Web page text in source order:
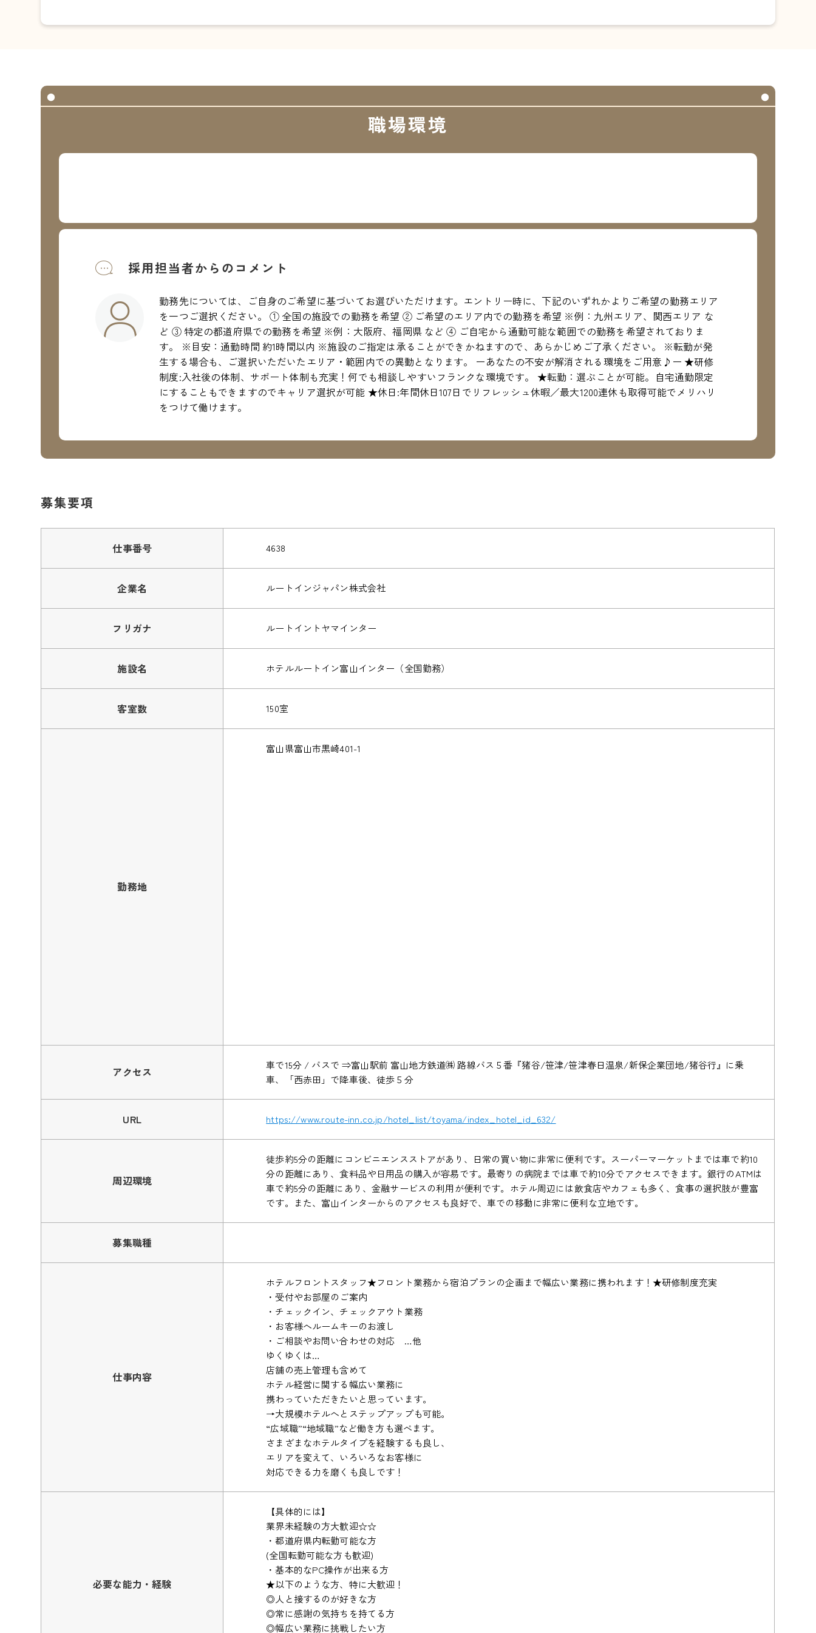
職場環境
採用担当者からのコメント
勤務先については、ご自身のご希望に基づいてお選びいただけます。エントリー時に、下記のいずれかよりご希望の勤務エリア
を一つご選択ください。 ① 全国の施設での勤務を希望 ② ご希望のエリア内での勤務を希望 ※例：九州エリア、関西エリア な
ど ③ 特定の都道府県での勤務を希望 ※例：大阪府、福岡県 など ④ ご自宅から通勤可能な範囲での勤務を希望されておりま
す。 ※目安：通勤時間 約1時間以内 ※施設のご指定は承ることができかねますので、あらかじめご了承ください。 ※転勤が発
生する場合も、ご選択いただいたエリア・範囲内での異動となります。 ーあなたの不安が解消される環境をご用意♪ー ★研修
制度:入社後の体制、サポート体制も充実！何でも相談しやすいフランクな環境です。 ★転勤：選ぶことが可能。自宅通勤限定
にすることもできますのでキャリア選択が可能 ★休日:年間休日107日でリフレッシュ休暇／最大1200連休も取得可能でメリハリ
をつけて働けます。
募集要項
仕事番号 4638
企業名 ルートインジャパン株式会社
フリガナ ルートイントヤマインター
施設名 ホテルルートイン富山インター（全国勤務）
客室数 150室
勤務地
富山県富山市黒崎401-1
アクセス
車で15分 / バスで ⇒富山駅前 富山地方鉄道㈱ 路線バス５番『猪谷/笹津/笹津春日温泉/新保企業団地/猪谷行』に乗
車、「西赤田」で降車後、徒歩５分
URL https://www.route-inn.co.jp/hotel_list/toyama/index_hotel_id_632/
周辺環境
徒歩約5分の距離にコンビニエンスストアがあり、日常の買い物に非常に便利です。スーパーマーケットまでは車で約10
分の距離にあり、食料品や日用品の購入が容易です。最寄りの病院までは車で約10分でアクセスできます。銀行のATMは
車で約5分の距離にあり、金融サービスの利用が便利です。ホテル周辺には飲食店やカフェも多く、食事の選択肢が豊富
です。また、富山インターからのアクセスも良好で、車での移動に非常に便利な立地です。
募集職種
仕事内容
ホテルフロントスタッフ★フロント業務から宿泊プランの企画まで幅広い業務に携われます！★研修制度充実
・受付やお部屋のご案内
・チェックイン、チェックアウト業務
・お客様へルームキーのお渡し
・ご相談やお問い合わせの対応 …他
ゆくゆくは…
店舗の売上管理も含めて
ホテル経営に関する幅広い業務に
携わっていただきたいと思っています。
→大規模ホテルへとステップアップも可能。
“広域職”“地域職”など働き方も選べます。
さまざまなホテルタイプを経験するも良し、
エリアを変えて、いろいろなお客様に
対応できる力を磨くも良しです！
必要な能力・経験
【具体的には】
業界未経験の方大歓迎☆☆
・都道府県内転勤可能な方
(全国転勤可能な方も歓迎)
・基本的なPC操作が出来る方
★以下のような方、特に大歓迎！
◎人と接するのが好きな方
◎常に感謝の気持ちを持てる方
◎幅広い業務に挑戦したい方